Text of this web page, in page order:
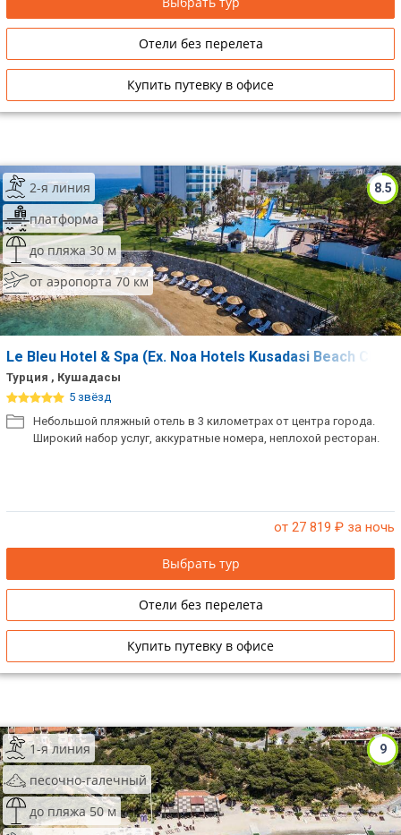
Отели без перелета
Купить путевку в офисе
8.5
2-я линия
платформа
до пляжа 30 м
от аэропорта 70 км
Le Bleu Hotel & Spa (Ex. Noa Hotels Kusadasi Beach Club)
Турция , Кушадасы
5 звёзд
Небольшой пляжный отель в 3 километрах от центра города.
Широкий набор услуг, аккуратные номера, неплохой ресторан.
от 27 819 ₽ за ночь
Выбрать тур
Отели без перелета
Купить путевку в офисе
9
1-я линия
песочно-галечный
до пляжа 50 м